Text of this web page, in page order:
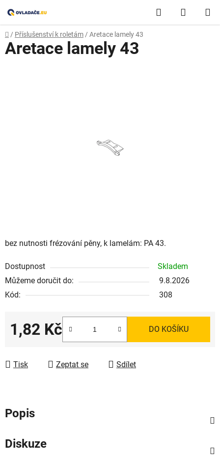
na
obsah
Hledat
KOŠÍK
Domů
/ Příslušenství k roletám / Aretace lamely 43
bez nutnosti frézování pěny, k lamelám: PA 43.
Dostupnost
Skladem
Můžeme doručit do:
9.8.2026
Kód:
308
1,82 Kč DO KOŠÍKU
Tisk Zeptat se Sdílet
Aretace lamely 43
Popis
Diskuze